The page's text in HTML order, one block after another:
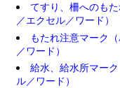
てすり、柵へのも
／エクセル／ワード）
もたれ注意マーク
／ワード）
給水、給水所マー
ル／ワード）